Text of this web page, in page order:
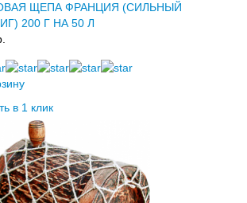
ЩЕПА ФРАНЦИЯ (СИЛЬНЫЙ
200 Г НА 50 Л
в 1 клик